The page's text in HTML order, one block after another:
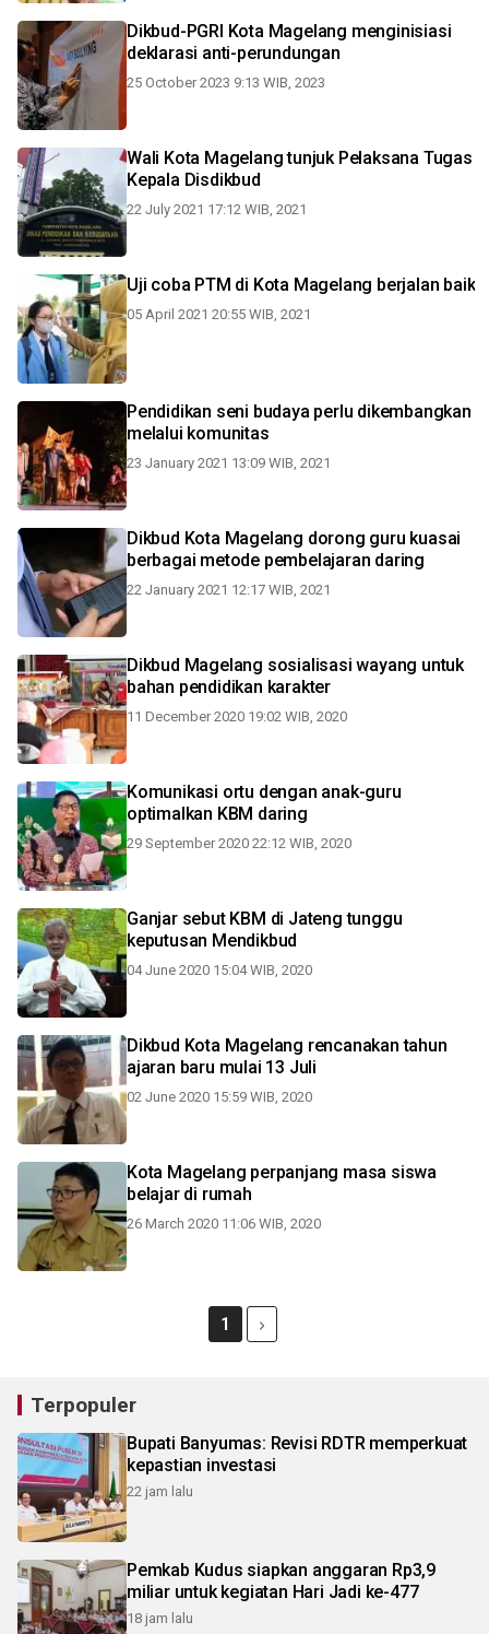
Dikbud-PGRI Kota Magelang menginisiasi
deklarasi anti-perundungan
25 October 2023 9:13 WIB, 2023
Wali Kota Magelang tunjuk Pelaksana Tugas
Kepala Disdikbud
22 July 2021 17:12 WIB, 2021
Uji coba PTM di Kota Magelang berjalan baik
05 April 2021 20:55 WIB, 2021
Pendidikan seni budaya perlu dikembangkan
melalui komunitas
23 January 2021 13:09 WIB, 2021
Dikbud Kota Magelang dorong guru kuasai
berbagai metode pembelajaran daring
22 January 2021 12:17 WIB, 2021
Dikbud Magelang sosialisasi wayang untuk
bahan pendidikan karakter
11 December 2020 19:02 WIB, 2020
Komunikasi ortu dengan anak-guru
optimalkan KBM daring
29 September 2020 22:12 WIB, 2020
Ganjar sebut KBM di Jateng tunggu
keputusan Mendikbud
04 June 2020 15:04 WIB, 2020
Dikbud Kota Magelang rencanakan tahun
ajaran baru mulai 13 Juli
02 June 2020 15:59 WIB, 2020
Kota Magelang perpanjang masa siswa
belajar di rumah
26 March 2020 11:06 WIB, 2020
1
Terpopuler
Bupati Banyumas: Revisi RDTR memperkuat
kepastian investasi
22 jam lalu
Pemkab Kudus siapkan anggaran Rp3,9
miliar untuk kegiatan Hari Jadi ke-477
18 jam lalu